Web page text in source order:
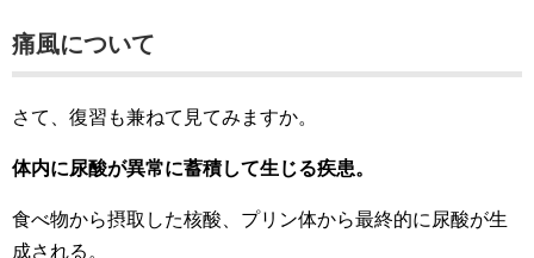
痛風について
さて、復習も兼ねて見てみますか。
体内に尿酸が異常に蓄積して生じる疾患。
食べ物から摂取した核酸、プリン体から最終的に尿酸が生
成される。